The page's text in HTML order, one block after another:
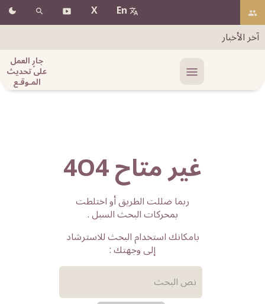
En
X
آخر الأخبار
جارٍ العمل
على تحديث
المـوقـع
غير متاح 4O4
ربما ضللت الطريق أو اختلطت
بمحركات البحث السبل .
بامكانك استخدام البحث للاسترشاد
إلى وجهتك :